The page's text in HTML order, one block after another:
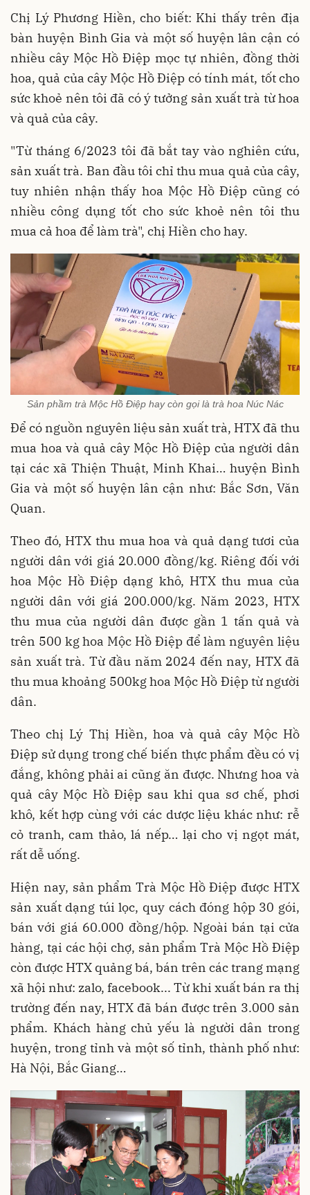
Chị Lý Phương Hiền, cho biết: Khi thấy trên địa
bàn huyện Bình Gia và một số huyện lân cận có
nhiều cây Mộc Hồ Điệp mọc tự nhiên, đồng thời
hoa, quả của cây Mộc Hồ Điệp có tính mát, tốt cho
sức khoẻ nên tôi đã có ý tưởng sản xuất trà từ hoa
và quả của cây.
"Từ tháng 6/2023 tôi đã bắt tay vào nghiên cứu,
sản xuất trà. Ban đầu tôi chỉ thu mua quả của cây,
tuy nhiên nhận thấy hoa Mộc Hồ Điệp cũng có
nhiều công dụng tốt cho sức khoẻ nên tôi thu
mua cả hoa để làm trà", chị Hiền cho hay.
Sản phầm trà Mộc Hồ Điệp hay còn gọi là trà hoa Núc Nác
Để có nguồn nguyên liệu sản xuất trà, HTX đã thu
mua hoa và quả cây Mộc Hồ Điệp của người dân
tại các xã Thiện Thuật, Minh Khai… huyện Bình
Gia và một số huyện lân cận như: Bắc Sơn, Văn
Quan.
Theo đó, HTX thu mua hoa và quả dạng tươi của
người dân với giá 20.000 đồng/kg. Riêng đối với
hoa Mộc Hồ Điệp dạng khô, HTX thu mua của
người dân với giá 200.000/kg. Năm 2023, HTX
thu mua của người dân được gần 1 tấn quả và
trên 500 kg hoa Mộc Hồ Điệp để làm nguyên liệu
sản xuất trà. Từ đầu năm 2024 đến nay, HTX đã
thu mua khoảng 500kg hoa Mộc Hồ Điệp từ người
dân.
Theo chị Lý Thị Hiền, hoa và quả cây Mộc Hồ
Điệp sử dụng trong chế biến thực phẩm đều có vị
đắng, không phải ai cũng ăn được. Nhưng hoa và
quả cây Mộc Hồ Điệp sau khi qua sơ chế, phơi
khô, kết hợp cùng với các dược liệu khác như: rễ
cỏ tranh, cam thảo, lá nếp… lại cho vị ngọt mát,
rất dễ uống.
Hiện nay, sản phẩm Trà Mộc Hồ Điệp được HTX
sản xuất dạng túi lọc, quy cách đóng hộp 30 gói,
bán với giá 60.000 đồng/hộp. Ngoài bán tại cửa
hàng, tại các hội chợ, sản phẩm Trà Mộc Hồ Điệp
còn được HTX quảng bá, bán trên các trang mạng
xã hội như: zalo, facebook... Từ khi xuất bán ra thị
trường đến nay, HTX đã bán được trên 3.000 sản
phẩm. Khách hàng chủ yếu là người dân trong
huyện, trong tỉnh và một số tỉnh, thành phố như:
Hà Nội, Bắc Giang…